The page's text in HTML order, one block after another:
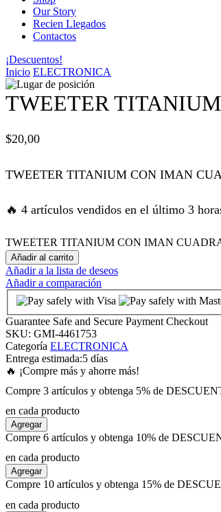
al
al
Our Story
Recien Llegados
Contactos
¡Descuentos!
Inicio ELECTRONICA
TWEETER
$20,00
TWEETER TITANIUM CON IMAN
🔥 4 artículos vendidos en el último 3
TWEETER TITANIUM CON IMAN
Añadir al carrito
Añadir a la lista de deseos
Añadir a comparación
Guarantee Safe and Secure Payment Checkout
SKU: GMI-4461753
Categoría ELECTRONICA
Entrega estimada:5 días
🔥 ¡Compre más y ahorre más!
Compre 3 artículos y obtenga 5% de
en cada producto
Agregar
Compre 6 artículos y obtenga 10% de
en cada producto
Agregar
Compre 10 artículos y obtenga 15% de
en cada producto